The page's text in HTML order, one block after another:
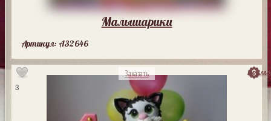
Малышарики
Артикул: A32646
3
Заказать